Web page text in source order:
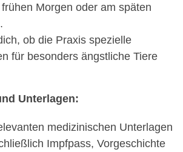
Morgen oder am späten
ob die Praxis spezielle
für besonders ängstliche Tiere
Unterlagen:
medizinischen Unterlagen
Impfpass, Vorgeschichte